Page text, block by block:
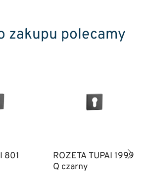
zakupu polecamy
801
ROZETA TUPAI 1999
Q czarny